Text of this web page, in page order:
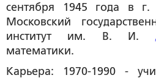
сентября 1945 года в г.
Московский
институт им. В. И.
математики.
Карьера: 1970-1990 -